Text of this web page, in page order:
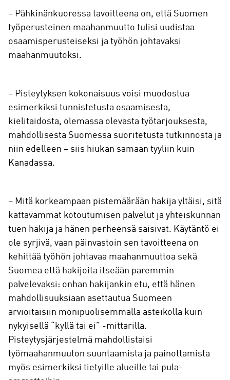
– Pähkinänkuoressa tavoitteena on, että Suomen
työperusteinen maahanmuutto tulisi uudistaa
osaamisperusteiseksi ja työhön johtavaksi
maahanmuutoksi.
– Pisteytyksen kokonaisuus voisi muodostua
esimerkiksi tunnistetusta osaamisesta,
kielitaidosta, olemassa olevasta työtarjouksesta,
mahdollisesta Suomessa suoritetusta tutkinnosta ja
niin edelleen – siis hiukan samaan tyyliin kuin
Kanadassa.
– Mitä korkeampaan pistemäärään hakija yltäisi, sitä
kattavammat kotoutumisen palvelut ja yhteiskunnan
tuen hakija ja hänen perheensä saisivat. Käytäntö ei
ole syrjivä, vaan päinvastoin sen tavoitteena on
kehittää työhön johtavaa maahanmuuttoa sekä
Suomea että hakijoita itseään paremmin
palvelevaksi: onhan hakijankin etu, että hänen
mahdollisuuksiaan asettautua Suomeen
arvioitaisiin monipuolisemmalla asteikolla kuin
nykyisellä “kyllä tai ei” -mittarilla.
Pisteytysjärjestelmä mahdollistaisi
työmaahanmuuton suuntaamista ja painottamista
myös esimerkiksi tietyille alueille tai pula-